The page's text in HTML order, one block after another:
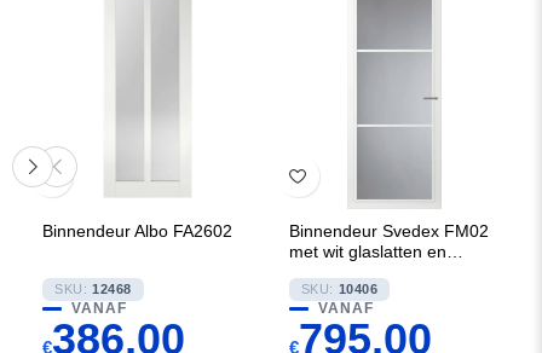
Binnendeur Albo FA2602
SKU: 12468
VANAF
€386,00
Binnendeur Svedex FM02
met wit glaslatten en
SKU: 10406
VANAF
€795,00